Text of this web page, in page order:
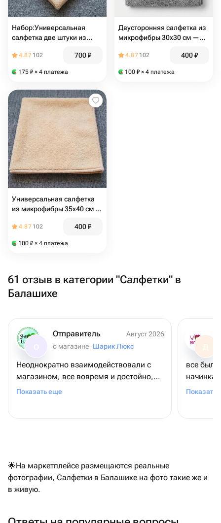
Набор:Универсальная
салфетка две штуки из
идеальная чистота без
4.87 102 700₽
175 ₽ × 4 платежа
Двусторонняя салфетка из
микрофибры 30х30 см —
в-14.87 102 400₽
100 ₽ × 4 платежа
Универсальная салфетка
из микрофибры 35х40 см —
разводов
4.87 102 400₽
100 ₽ × 4 платежа
61 отзыв в категории "Салфетки" в
Балашихе
Отправитель
Август 2026
о магазине Шарик Люкс
Неоднократно взаимодействовали с
магазином, все вовремя и достойно,
одни из немногих, где одновременно
Показать еще
Д
все
начинка
жизни
Показать
🌟На маркетплейсе размещаются реальные
фотографии, Салфетки в Балашихе на фото такие же и
в живую.